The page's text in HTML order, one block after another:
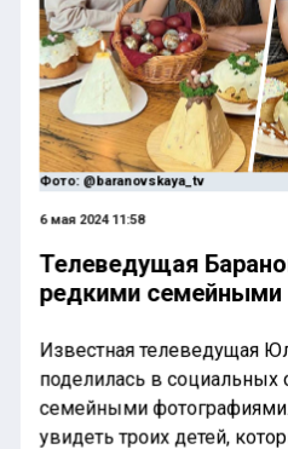
Фото: @baranovskaya_tv
6 мая 2024 11:58
Телеведущая
редкими семейными
Известная телеведущая
поделилась в социальных
семейными
увидеть троих детей,